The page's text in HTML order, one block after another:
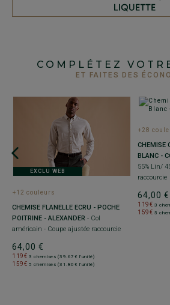
COMPLÉTEZ
ET FAITES DES
EXCLU WEB
+12 couleurs
CHEMISE FLANELLE ECRU - POCHE
POITRINE - ALEXANDER - Col
américain - Coupe ajustée raccourcie
64,00 €
119€ 3 chemises (39.67€ l'unité)
159€ 5 chemises (31.80€ l'unité)
+28
CHEMISE
BLANC -
55% Lin/
raccourcie
64,00 €
119€ 3
159€ 5